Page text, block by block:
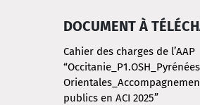
DOCUMENT À
Cahier des charges de l’AAP
publics en ACI 2025”